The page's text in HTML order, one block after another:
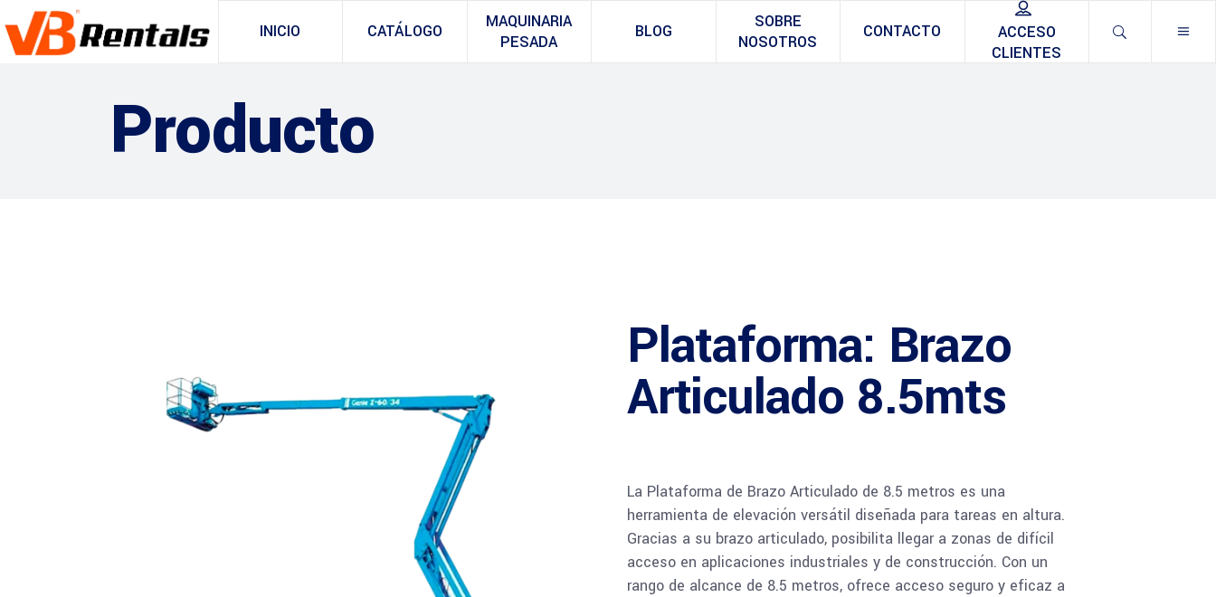
INICIO CATÁLOGO
MAQUINARIA
PESADA
BLOG
SOBRE
NOSOTROS
CONTACTO
ACCESO
CLIENTES
Producto
Plataforma: Brazo
Articulado 8.5mts
La Plataforma de Brazo Articulado de 8.5 metros es una
herramienta de elevación versátil diseñada para tareas en altura.
Gracias a su brazo articulado, posibilita llegar a zonas de difícil
acceso en aplicaciones industriales y de construcción. Con un
rango de alcance de 8.5 metros, ofrece acceso seguro y eficaz a